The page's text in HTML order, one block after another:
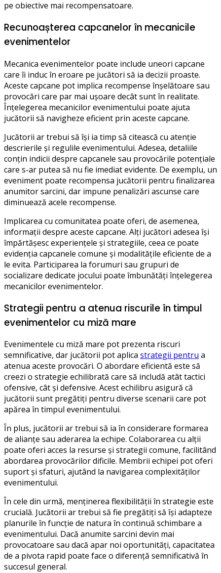
pe obiective mai recompensatoare.
Recunoașterea capcanelor în mecanicile
evenimentelor
Mecanica evenimentelor poate include uneori capcane
care îi induc în eroare pe jucători să ia decizii proaste.
Aceste capcane pot implica recompense înșelătoare sau
provocări care par mai ușoare decât sunt în realitate.
Înțelegerea mecanicilor evenimentului poate ajuta
jucătorii să navigheze eficient prin aceste capcane.
Jucătorii ar trebui să își ia timp să citească cu atenție
descrierile și regulile evenimentului. Adesea, detaliile
conțin indicii despre capcanele sau provocările potențiale
care s-ar putea să nu fie imediat evidente. De exemplu, un
eveniment poate recompensa jucătorii pentru finalizarea
anumitor sarcini, dar impune penalizări ascunse care
diminuează acele recompense.
Implicarea cu comunitatea poate oferi, de asemenea,
informații despre aceste capcane. Alți jucători adesea își
împărtășesc experiențele și strategiile, ceea ce poate
evidenția capcanele comune și modalitățile eficiente de a
le evita. Participarea la forumuri sau grupuri de
socializare dedicate jocului poate îmbunătăți înțelegerea
mecanicilor evenimentelor.
Strategii pentru a atenua riscurile în timpul
evenimentelor cu miză mare
Evenimentele cu miză mare pot prezenta riscuri
semnificative, dar jucătorii pot aplica strategii pentru a
atenua aceste provocări. O abordare eficientă este să
creezi o strategie echilibrată care să includă atât tactici
ofensive, cât și defensive. Acest echilibru asigură că
jucătorii sunt pregătiți pentru diverse scenarii care pot
apărea în timpul evenimentului.
În plus, jucătorii ar trebui să ia în considerare formarea
de alianțe sau aderarea la echipe. Colaborarea cu alții
poate oferi acces la resurse și strategii comune, facilitând
abordarea provocărilor dificile. Membrii echipei pot oferi
suport și sfaturi, ajutând la navigarea complexităților
evenimentului.
În cele din urmă, menținerea flexibilității în strategie este
crucială. Jucătorii ar trebui să fie pregătiți să își adapteze
planurile în funcție de natura în continuă schimbare a
evenimentului. Dacă anumite sarcini devin mai
provocatoare sau dacă apar noi oportunități, capacitatea
de a pivota rapid poate face o diferență semnificativă în
succesul general.